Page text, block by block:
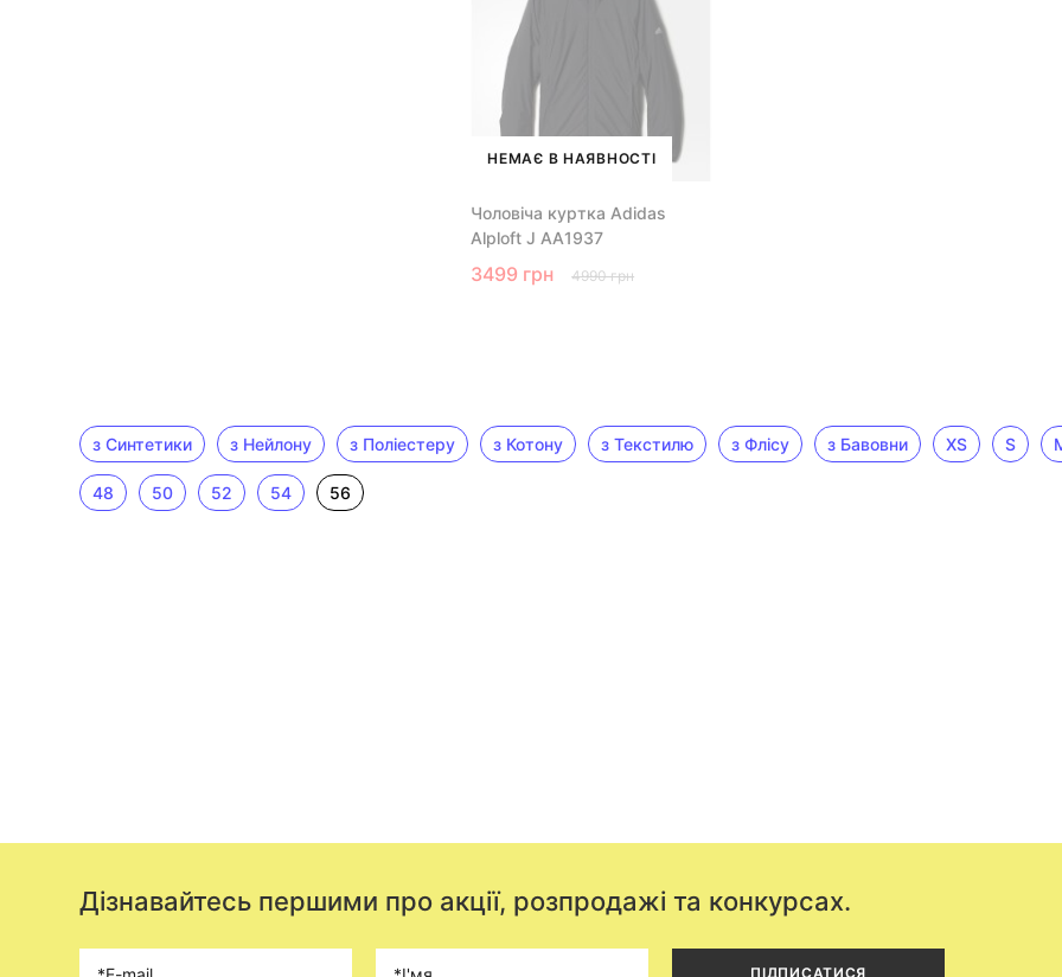
НЕМАЄ В НАЯВНОСТІ
Чоловіча куртка Adidas
Alploft J AA1937
3499 грн 4990 грн
з Синтетики з Нейлону з Поліестеру з Котону з Текстилю з Флісу з Бавовни XS S
48 50 52 54 56
Дізнавайтесь першими про акції, розпродажі та конкурсах.
ПІДПИСАТИСЯ